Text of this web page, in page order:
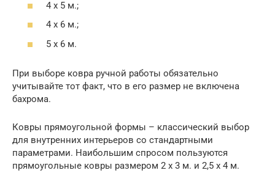
4 x 5 м.;
4 x 6 м.;
5 x 6 м.
При выборе ковра ручной работы обязательно
учитывайте тот факт, что в его размер не включена
бахрома.
Ковры прямоугольной формы – классический выбор
для внутренних интерьеров со стандартными
параметрами. Наибольшим спросом пользуются
прямоугольные ковры размером 2 x 3 м. и 2,5 x 4 м.